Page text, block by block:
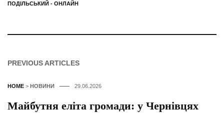
ПОДІЛЬСЬКИЙ - ОНЛАЙН
PREVIOUS ARTICLES
HOME > НОВИНИ 29.06.2026
Майбутня еліта громади: у Чернівцях